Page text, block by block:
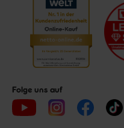
Folge uns auf